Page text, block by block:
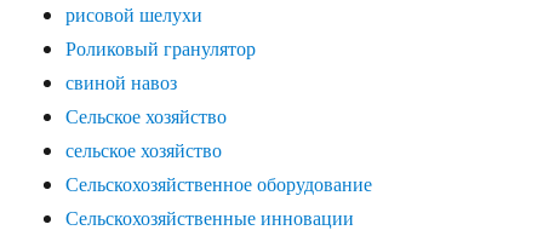
рисовой шелухи
Роликовый гранулятор
свиной навоз
Сельское хозяйство
сельское хозяйство
Сельскохозяйственное оборудование
Сельскохозяйственные инновации